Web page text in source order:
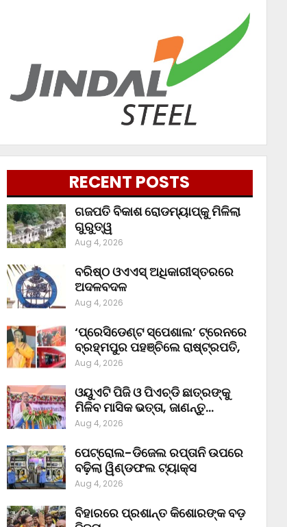
RECENT POSTS
ଗଜପତି ବିକାଶ ରୋଡମ୍ୟାପ୍‌କୁ ମିଳିଲା
ଗୁରୁତ୍ୱ
Aug 4, 2026
ବରିଷ୍ଠ ଓଏଏସ୍‌ ଅଧିକାରୀସ୍ତରରେ
ଅଦଳବଦଳ
Aug 4, 2026
‘ପ୍ରେସିଡେଣ୍ଟ ସ୍ପେଶାଲ’ ଟ୍ରେନରେ
ବ୍ରହ୍ମପୁର ପହଞ୍ଚିଲେ ରାଷ୍ଟ୍ରପତି,
Aug 4, 2026
ଓୟୁଏଟି ପିଜି ଓ ପିଏଚ୍‌ଡି ଛାତ୍ରଙ୍କୁ
ମିଳିବ ମାସିକ ଭତ୍ତା, ଜାଣନ୍ତୁ…
Aug 4, 2026
ପେଟ୍ରୋଲ-ଡିଜେଲ ରପ୍ତାନି ଉପରେ
ବଢ଼ିଲା ୱିଣ୍ଡଫଲ ଟ୍ୟାକ୍ସ
Aug 4, 2026
ବିହାରରେ ପ୍ରଶାନ୍ତ କିଶୋରଙ୍କ ବଡ଼